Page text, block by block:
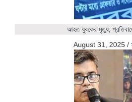
আহত যুবকের মৃত্যু,
August 31, 2025 /